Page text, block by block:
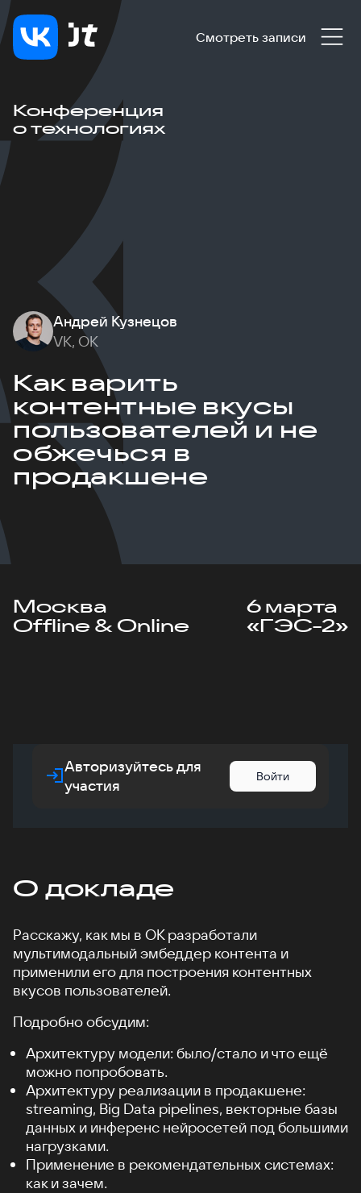
Смотреть записи
Конференция
о технологиях
Андрей Кузнецов
VK, ОК
Как варить
контентные вкусы
пользователей и не
обжечься в
продакшене
Москва
Offline & Online
6 марта
«ГЭС-2»
Авторизуйтесь для
участия
Войти
О докладе
Расскажу, как мы в ОК разработали
мультимодальный эмбеддер контента и
применили его для построения контентных
вкусов пользователей.
Подробно обсудим:
Архитектуру модели: было/стало и что ещё
можно попробовать.
Архитектуру реализации в продакшене:
streaming, Big Data pipelines, векторные базы
данных и инференс нейросетей под большими
нагрузками.
Применение в рекомендательных системах:
как и зачем.